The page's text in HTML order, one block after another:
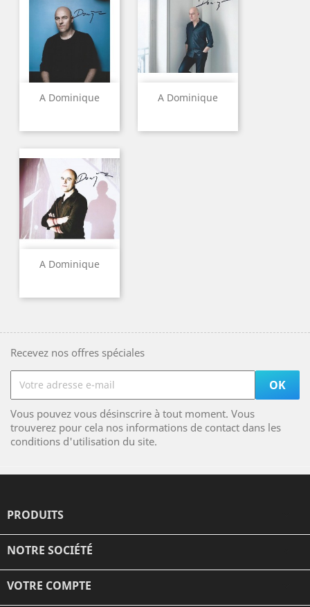
A Dominique A Dominique
A Dominique
Recevez nos offres spéciales
Vous pouvez vous désinscrire à tout moment. Vous
trouverez pour cela nos informations de contact dans les
conditions d'utilisation du site.
PRODUITS
NOTRE SOCIÉTÉ
VOTRE COMPTE